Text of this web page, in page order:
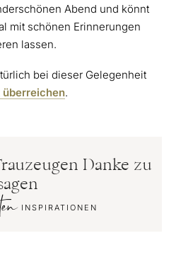
Abend und könnt
mit schönen Erinnerungen
lassen.
bei dieser Gelegenheit
überreichen.
Danke zu
INSPIRATIONEN